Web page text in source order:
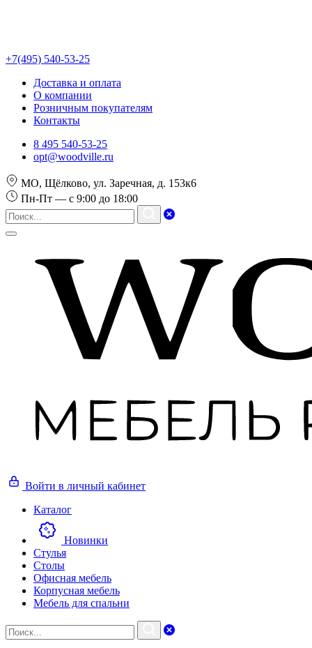
+7(495) 540-53-25
Доставка и оплата
О компании
Розничным покупателям
Контакты
8 495 540-53-25
opt@woodville.ru
МО, Щёлково, ул. Заречная, д. 153к6
Пн-Пт — с 9:00 до 18:00
Войти в личный кабинет
Каталог
Новинки
Стулья
Столы
Офисная мебель
Корпусная мебель
Мебель для спальни